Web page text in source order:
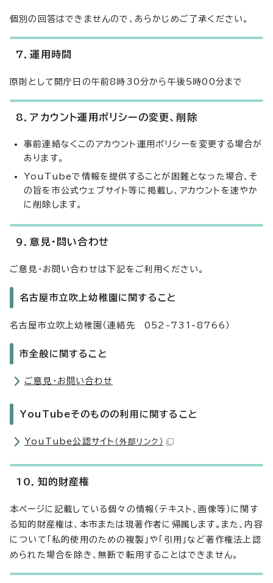
個別の回答はできませんので、あらかじめご了承ください。
7．運用時間
原則として開庁日の午前8時30分から午後5時00分まで
8．アカウント運用ポリシーの変更、削除
事前連絡なくこのアカウント運用ポリシーを変更する場合が
あります。
YouTubeで情報を提供することが困難となった場合、そ
の旨を市公式ウェブサイト等に掲載し、アカウントを速やか
に削除します。
9．意見・問い合わせ
ご意見・お問い合わせは下記をご利用ください。
名古屋市立吹上幼稚園に関すること
名古屋市立吹上幼稚園（連絡先 052-731-8766）
市全般に関すること
ご意見・お問い合わせ
YouTubeそのものの利用に関すること
YouTube公認サイト （外部リンク）
10．知的財産権
本ページに記載している個々の情報（テキスト、画像等）に関す
る知的財産権は、本市または現著作者に帰属します。また、内容
について「私的使用のための複製」や「引用」など著作権法上認
められた場合を除き、無断で転用することはできません。